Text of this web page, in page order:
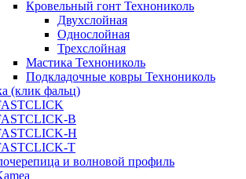
Кровельный гонт Технониколь
Двухслойная
Однослойная
Трехслойная
Мастика Технониколь
Подкладочные ковры Технониколь
(клик фальц)
B
H
T
и волновой профиль